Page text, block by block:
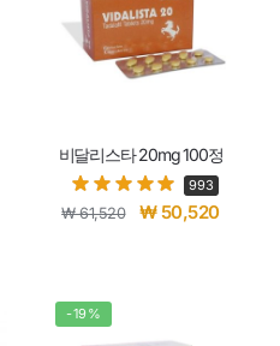
비달리스타 20mg 100정
993
₩61,520 ₩50,520
-19%